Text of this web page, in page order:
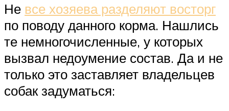
Не все хозяева разделяют восторг
по поводу данного корма. Нашлись
те немногочисленные, у которых
вызвал недоумение состав. Да и не
только это заставляет владельцев
собак задуматься: